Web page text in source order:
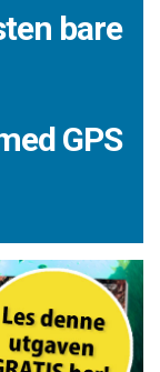
bare
GPS